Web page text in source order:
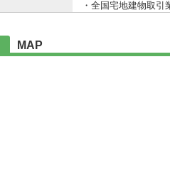
・全国宅地建物取
MAP